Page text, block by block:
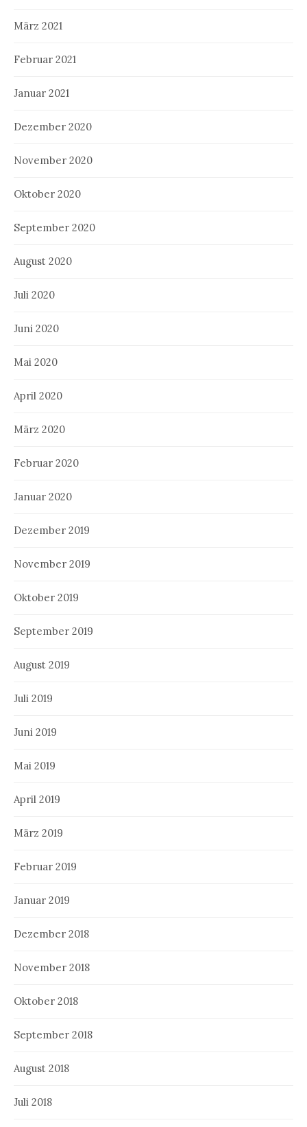
März 2021
Februar 2021
Januar 2021
Dezember 2020
November 2020
Oktober 2020
September 2020
August 2020
Juli 2020
Juni 2020
Mai 2020
April 2020
März 2020
Februar 2020
Januar 2020
Dezember 2019
November 2019
Oktober 2019
September 2019
August 2019
Juli 2019
Juni 2019
Mai 2019
April 2019
März 2019
Februar 2019
Januar 2019
Dezember 2018
November 2018
Oktober 2018
September 2018
August 2018
Juli 2018